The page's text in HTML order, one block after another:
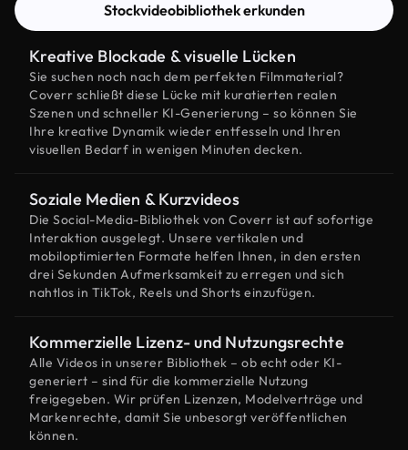
Stockvideobibliothek erkunden
Kreative Blockade & visuelle Lücken
Sie suchen noch nach dem perfekten Filmmaterial?
Coverr schließt diese Lücke mit kuratierten realen
Szenen und schneller KI-Generierung – so können Sie
Ihre kreative Dynamik wieder entfesseln und Ihren
visuellen Bedarf in wenigen Minuten decken.
Soziale Medien & Kurzvideos
Die Social-Media-Bibliothek von Coverr ist auf sofortige
Interaktion ausgelegt. Unsere vertikalen und
mobiloptimierten Formate helfen Ihnen, in den ersten
drei Sekunden Aufmerksamkeit zu erregen und sich
nahtlos in TikTok, Reels und Shorts einzufügen.
Kommerzielle Lizenz- und Nutzungsrechte
Alle Videos in unserer Bibliothek – ob echt oder KI-
generiert – sind für die kommerzielle Nutzung
freigegeben. Wir prüfen Lizenzen, Modelverträge und
Markenrechte, damit Sie unbesorgt veröffentlichen
können.